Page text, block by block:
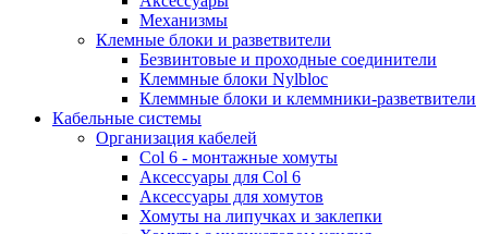
Механизмы
Клемные блоки и разветвители
Безвинтовые и проходные соединители
Клеммные блоки Nylbloc
Клеммные блоки и клеммники-разветвители
Кабельные системы
Организация кабелей
Col 6 - монтажные хомуты
Аксессуары для Col 6
Аксессуары для хомутов
Хомуты на липучках и заклепки